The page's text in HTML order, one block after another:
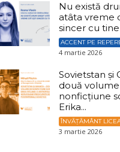
Nu există
atâta vreme
sincer cu tine
ACCENT PE
4 martie 2026
Sovietstan și
două
nonficțiune
Erika...
ÎNVĂȚĂMÂNT
3 martie 2026